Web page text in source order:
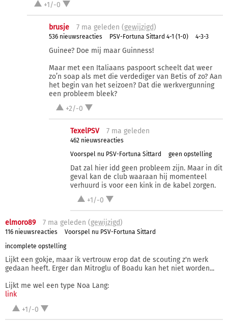
+1/-0
brusje 7 ma geleden (gewijzigd)
536 nieuwsreacties PSV-Fortuna Sittard 4-1 (1-0) 4-3-3
Guinee? Doe mij maar Guinness!
Maar met een Italiaans paspoort scheelt dat weer
zo’n soap als met die verdediger van Betis of zo? Aan
het begin van het seizoen? Dat die werkvergunning
een probleem bleek?
+2/-0
TexelPSV 7 ma geleden
462 nieuwsreacties
Voorspel nu PSV-Fortuna Sittard
geen opstelling
Dat zal hier idd geen probleem zijn. Maar in dit
geval kan de club waaraan hij momenteel
verhuurd is voor een kink in de kabel zorgen.
+1/-0
elmoro89 7 ma geleden (gewijzigd)
116 nieuwsreacties
Voorspel nu PSV-Fortuna Sittard
incomplete opstelling
Lijkt een gokje, maar ik vertrouw erop dat de scouting z'n werk
gedaan heeft. Erger dan Mitroglu of Boadu kan het niet worden...
Lijkt me wel een type Noa Lang:
link
+1/-0